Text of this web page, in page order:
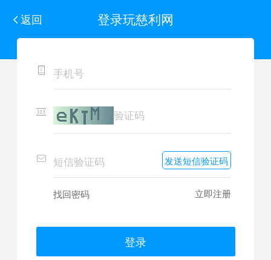
返回 登录玩慈利网
发送短信验证码
找回密码 立即注册
登录